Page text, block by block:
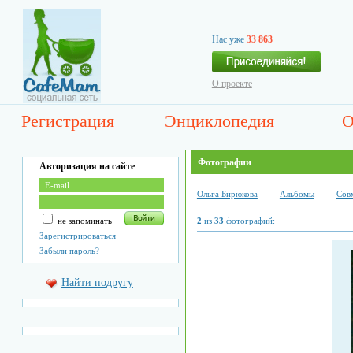
Нас уже 33 863
О проекте
Регистрация Энциклопедия
Авторизация на сайте
не запоминать
Зарегистрироваться
Забыли пароль?
Найти подругу
Фотографии
Ольга Бирюкова Альбомы
2 из 33 фотографий: